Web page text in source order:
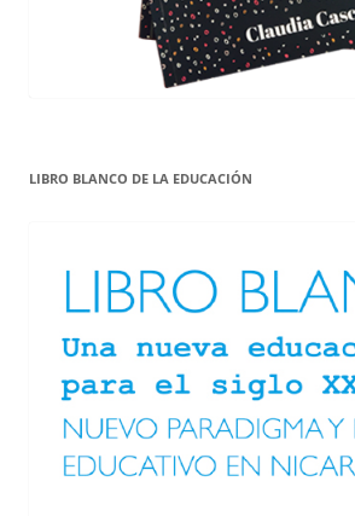
LIBRO BLANCO DE LA EDUCACIÓN